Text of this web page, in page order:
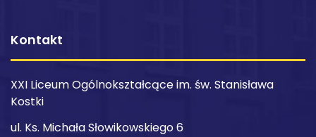
Kontakt
XXI Liceum Ogólnokształcące im. św. Stanisława
Kostki
ul. Ks. Michała Słowikowskiego 6